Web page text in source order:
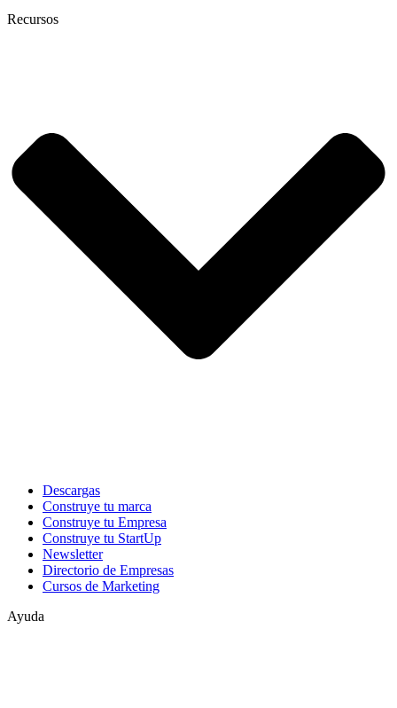
Recursos
Descargas
Construye tu marca
Construye tu Empresa
Construye tu StartUp
Newsletter
Directorio de Empresas
Cursos de Marketing
Ayuda